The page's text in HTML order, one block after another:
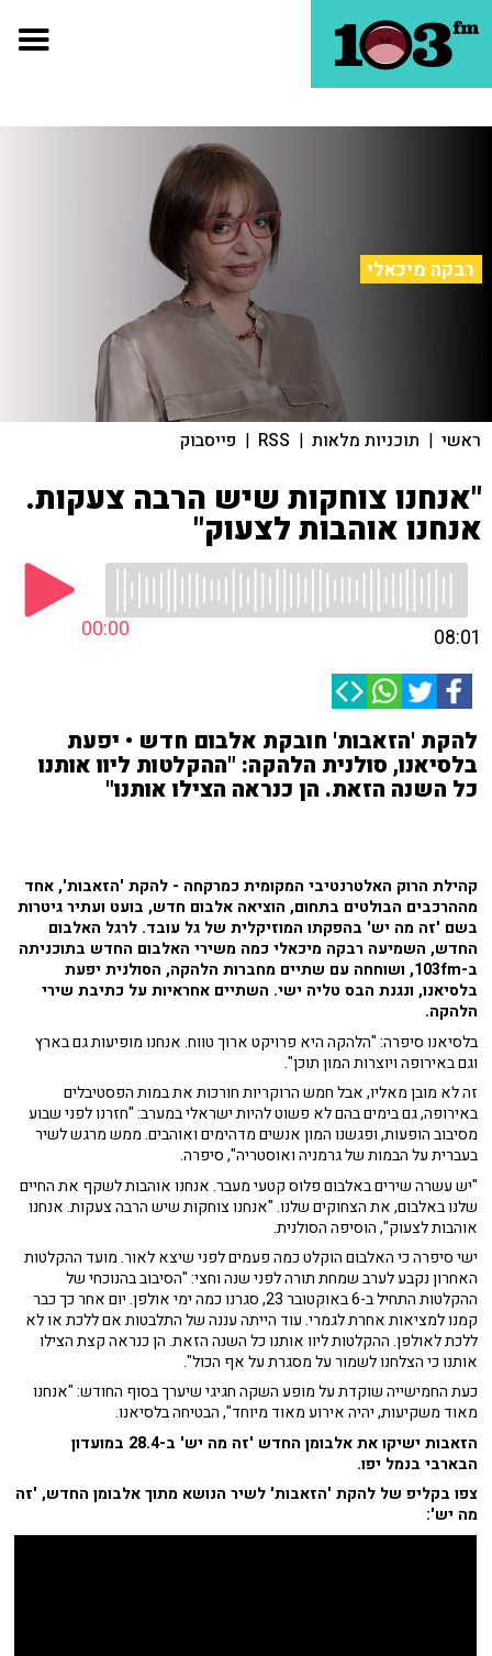
רבקה מיכאלי
ראשי | תוכניות מלאות |
RSS
| פייסבוק
"אנחנו צוחקות שיש הרבה צעקות.
אנחנו אוהבות לצעוק"
00:00 08:01
להקת 'הזאבות' חובקת אלבום חדש • יפעת
בלסיאנו, סולנית הלהקה: "ההקלטות ליוו אותנו
כל השנה הזאת. הן כנראה הצילו אותנו"
קהילת הרוק האלטרנטיבי המקומית כמרקחה - להקת 'הזאבות', אחד
מההרכבים הבולטים בתחום, הוציאה אלבום חדש, בועט ועתיר גיטרות
בשם 'זה מה יש' בהפקתו המוזיקלית של גל עובד. לרגל האלבום
החדש, השמיעה רבקה מיכאלי כמה משירי האלבום החדש בתוכניתה
ב-103fm, ושוחחה עם שתיים מחברות הלהקה, הסולנית יפעת
בלסיאנו, ונגנת הבס טליה ישי. השתיים אחראיות על כתיבת שירי
הלהקה.
בלסיאנו סיפרה: "הלהקה היא פרויקט ארוך טווח. אנחנו מופיעות גם בארץ
וגם באירופה ויוצרות המון תוכן".
זה לא מובן מאליו, אבל חמש הרוקריות חורכות את במות הפסטיבלים
באירופה, גם בימים בהם לא פשוט להיות ישראלי במערב: "חזרנו לפני שבוע
מסיבוב הופעות, ופגשנו המון אנשים מדהימים ואוהבים. ממש מרגש לשיר
בעברית על הבמות של גרמניה ואוסטריה", סיפרה.
"יש עשרה שירים באלבום פלוס קטעי מעבר. אנחנו אוהבות לשקף את החיים
שלנו באלבום, את הצחוקים שלנו. "אנחנו צוחקות שיש הרבה צעקות. אנחנו
אוהבות לצעוק", הוסיפה הסולנית.
ישי סיפרה כי האלבום הוקלט כמה פעמים לפני שיצא לאור. מועד ההקלטות
האחרון נקבע לערב שמחת תורה לפני שנה וחצי: "הסיבוב בהנוכחי של
ההקלטות התחיל ב-6 באוקטובר 23, סגרנו כמה ימי אולפן. יום אחר כך כבר
קמנו למציאות אחרת לגמרי. עוד הייתה עננה של התלבטות אם ללכת או לא
ללכת לאולפן. ההקלטות ליוו אותנו כל השנה הזאת. הן כנראה קצת הצילו
אותנו כי הצלחנו לשמור על מסגרת על אף הכול".
כעת החמישייה שוקדת על מופע השקה חגיגי שיערך בסוף החודש: "אנחנו
מאוד משקיעות, יהיה אירוע מאוד מיוחד", הבטיחה בלסיאנו.
הזאבות ישיקו את אלבומן החדש 'זה מה יש' ב-28.4 במועדון
הבארבי בנמל יפו.
צפו בקליפ של להקת 'הזאבות' לשיר הנושא מתוך אלבומן החדש, 'זה
מה יש':